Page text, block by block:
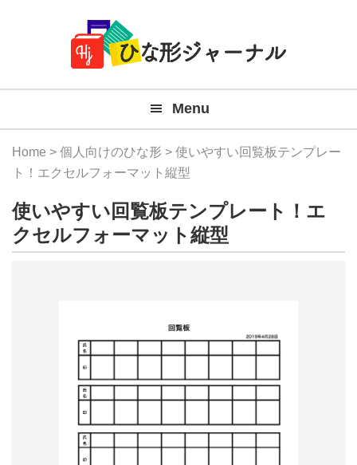
Navigation
料
テ
プ
ー
Menu
Home > 個人向けのひな形 > 使いやすい回覧板テンプレー
ト！エクセルフォーマット縦型
使いやすい回覧板テンプレート！エ
クセルフォーマット縦型